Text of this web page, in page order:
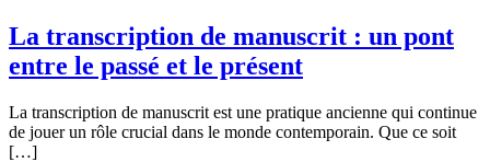
La transcription de manuscrit : un pont
entre le passé et le présent
La transcription de manuscrit est une pratique ancienne qui continue
de jouer un rôle crucial dans le monde contemporain. Que ce soit
[…]